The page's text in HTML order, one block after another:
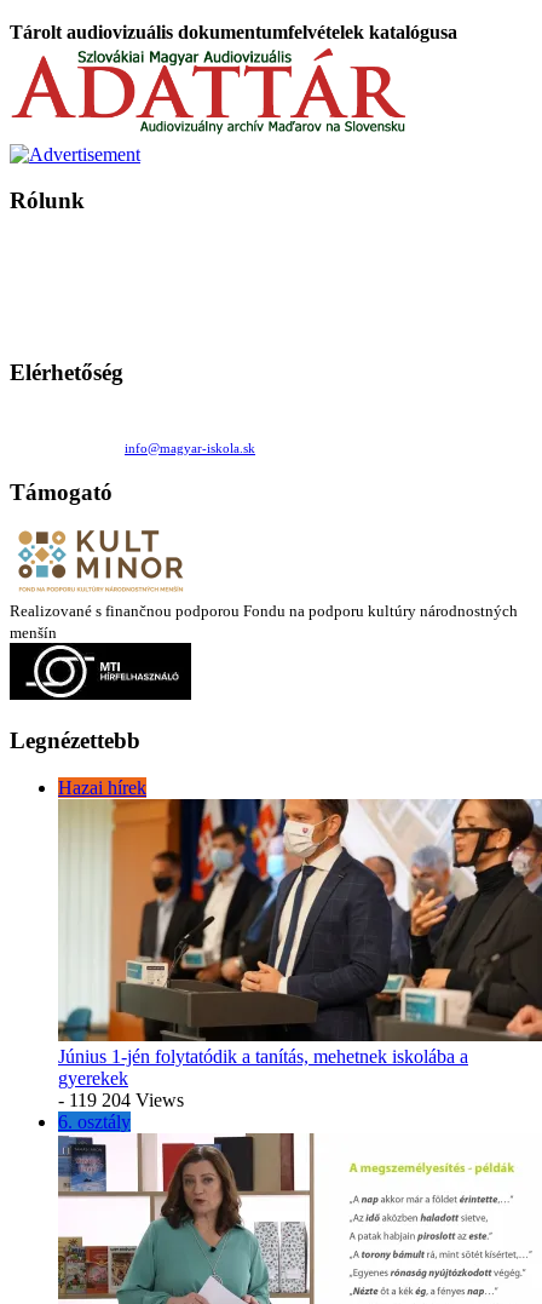
Tárolt audiovizuális dokumentumfelvételek katalógusa
Rólunk
Elérhetőség
info@magyar-iskola.sk
Támogató
Realizované s finančnou podporou Fondu na podporu kultúry národnostných
menšín
Legnézettebb
Hazai hírek
Június 1-jén folytatódik a tanítás, mehetnek iskolába a
gyerekek
- 119 204 Views
6. osztály